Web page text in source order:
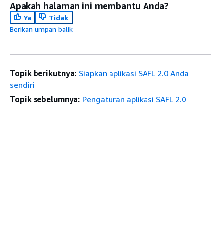
Apakah halaman ini membantu Anda?
Ya
Tidak
Berikan umpan balik
Topik berikutnya: Siapkan aplikasi SAFL 2.0 Anda
sendiri
Topik sebelumnya: Pengaturan aplikasi SAFL 2.0